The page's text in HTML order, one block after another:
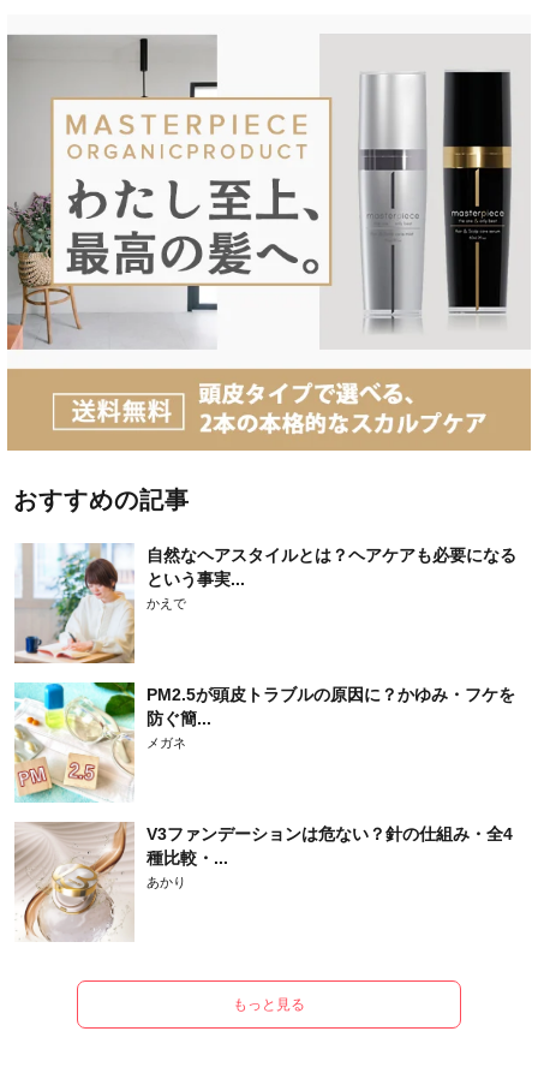
おすすめの記事
自然なヘアスタイルとは？ヘアケアも必要になる
という事実...
かえで
PM2.5が頭皮トラブルの原因に？かゆみ・フケを
防ぐ簡...
メガネ
V3ファンデーションは危ない？針の仕組み・全4
種比較・...
あかり
もっと見る